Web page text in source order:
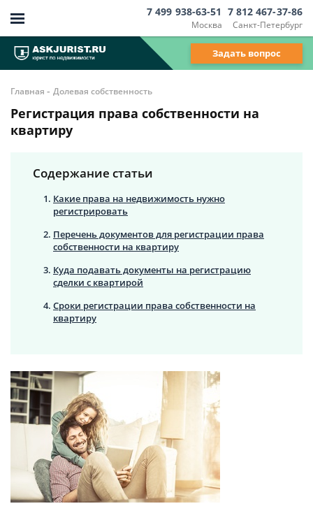
Москва
7 499 938-63-51
Санкт-Петербург
7 812 467-37-86
Задать вопрос
Главная - Долевая собственность
Регистрация права собственности на
квартиру
Содержание статьи
Какие права на недвижимость нужно
регистрировать
Перечень документов для регистрации права
собственности на квартиру
Куда подавать документы на регистрацию
сделки с квартирой
Сроки регистрации права собственности на
квартиру